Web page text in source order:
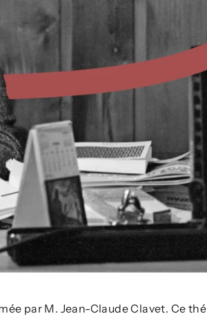
par M. Jean-Claude Clavet. Ce thé